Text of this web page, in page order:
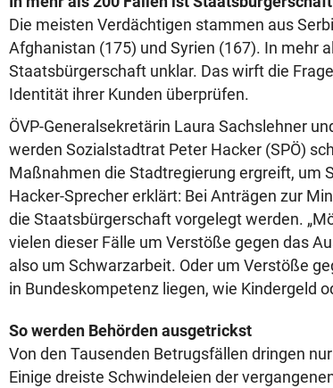
Die meisten Verdächtigen stammen aus
Afghanistan (175) und Syrien (167). In mehr
Staatsbürgerschaft unklar. Das wirft die
Identität ihrer Kunden überprüfen.
ÖVP-Generalsekretärin Laura Sachslehner
werden Sozialstadtrat Peter Hacker (SPÖ)
Maßnahmen die Stadtregierung ergreift, um
Hacker-Sprecher erklärt: Bei Anträgen zur
die Staatsbürgerschaft vorgelegt werden.
vielen dieser Fälle um Verstöße gegen das
also um Schwarzarbeit. Oder um Verstöße
in Bundeskompetenz liegen, wie Kindergeld
So werden Behörden ausgetrickst
Von den Tausenden Betrugsfällen dringen
Einige dreiste Schwindeleien der